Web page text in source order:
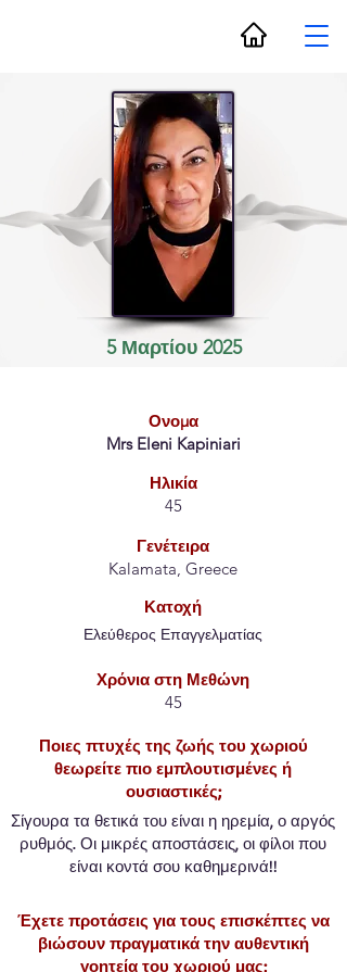
5 Μαρτίου 2025
Ονομα
Mrs Eleni Kapiniari
Ηλικία
45
Γενέτειρα
Kalamata, Greece
Κατοχή
Ελεύθερος Επαγγελματίας
Χρόνια στη Μεθώνη
45
Ποιες πτυχές της ζωής του χωριού
θεωρείτε πιο εμπλουτισμένες ή
ουσιαστικές;
Σίγουρα τα θετικά του είναι η ηρεμία, ο αργός
ρυθμός. Οι μικρές αποστάσεις, οι φίλοι που
είναι κοντά σου καθημερινά!!
Έχετε προτάσεις για τους επισκέπτες να
βιώσουν πραγματικά την αυθεντική
γοητεία του χωριού μας;